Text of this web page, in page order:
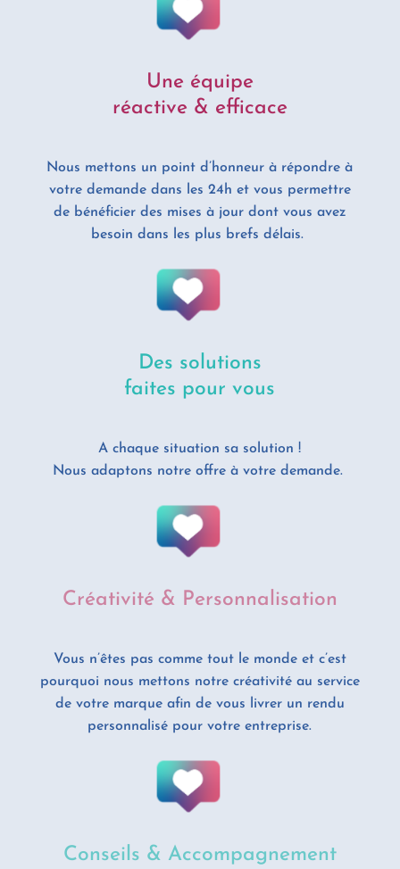
Une équipe
réactive & efficace
Nous mettons un point d’honneur à répondre à
votre demande dans les 24h et vous permettre
de bénéficier des mises à jour dont vous avez
besoin dans les plus brefs délais.
Des solutions
faites pour vous
A chaque situation sa solution !
Nous adaptons notre offre à votre demande.
Créativité & Personnalisation
Vous n’êtes pas comme tout le monde et c’est
pourquoi nous mettons notre créativité au service
de votre marque afin de vous livrer un rendu
personnalisé pour votre entreprise.
Conseils & Accompagnement